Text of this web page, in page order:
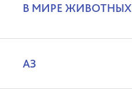
В МИРЕ ЖИВОТНЫХ
А3